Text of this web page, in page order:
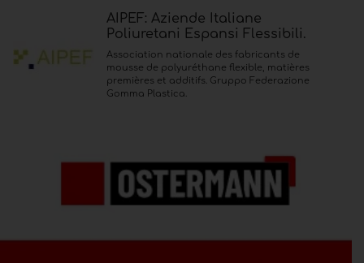
AIPEF: Aziende Italiane
Poliuretani Espansi Flessibili.
Association nationale des fabricants de
mousse de polyuréthane flexible, matières
premières et additifs. Gruppo Federazione
Gomma Plastica.